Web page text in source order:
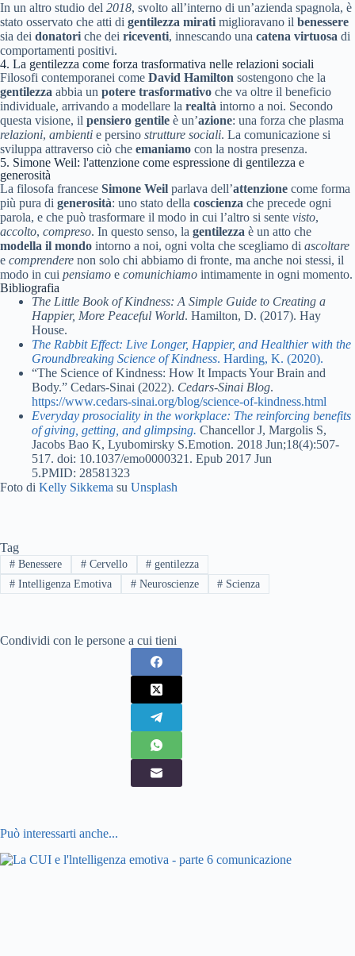
In un altro studio del 2018, svolto all’interno di un’azienda spagnola, è
stato osservato che atti di gentilezza mirati miglioravano il benessere
sia dei donatori che dei riceventi, innescando una catena virtuosa di
comportamenti positivi.
4. La gentilezza come forza trasformativa nelle relazioni sociali
Filosofi contemporanei come David Hamilton sostengono che la
gentilezza abbia un potere trasformativo che va oltre il beneficio
individuale, arrivando a modellare la realtà intorno a noi. Secondo
questa visione, il pensiero gentile è un’azione: una forza che plasma
relazioni, ambienti e persino strutture sociali. La comunicazione si
sviluppa attraverso ciò che emaniamo con la nostra presenza.
5. Simone Weil: l'attenzione come espressione di gentilezza e
generosità
La filosofa francese Simone Weil parlava dell’attenzione come forma
più pura di generosità: uno stato della coscienza che precede ogni
parola, e che può trasformare il modo in cui l’altro si sente visto,
accolto, compreso. In questo senso, la gentilezza è un atto che
modella il mondo intorno a noi, ogni volta che scegliamo di ascoltare
e comprendere non solo chi abbiamo di fronte, ma anche noi stessi, il
modo in cui pensiamo e comunichiamo intimamente in ogni momento.
Bibliografia
The Little Book of Kindness: A Simple Guide to Creating a
Happier, More Peaceful World. Hamilton, D. (2017). Hay
House.
The Rabbit Effect: Live Longer, Happier, and Healthier with the
Groundbreaking Science of Kindness. Harding, K. (2020).
“The Science of Kindness: How It Impacts Your Brain and
Body.” Cedars-Sinai (2022). Cedars-Sinai Blog.
https://www.cedars-sinai.org/blog/science-of-kindness.html
Everyday prosociality in the workplace: The reinforcing benefits
of giving, getting, and glimpsing. Chancellor J, Margolis S,
Jacobs Bao K, Lyubomirsky S.Emotion. 2018 Jun;18(4):507-
517. doi: 10.1037/emo0000321. Epub 2017 Jun
5.PMID: 28581323
Foto di Kelly Sikkema su Unsplash
Tag
#Benessere #Cervello # gentilezza
#Intelligenza Emotiva #Neuroscienze # Scienza
Condividi con le persone a cui tieni
Può interessarti anche...